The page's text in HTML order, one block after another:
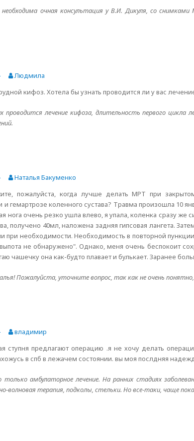
очная консультация у В.И. Дикуля, со
Людмила
кифоз. Хотела бы узнать проводится ли у вас
проводится лечение кифоза, длительность первого цикла
Наталья Бакуменко
пожалуйста, когда лучше делать МРТ при
гемартрозе коленного сустава? Травма произошла 10
нога очень резко ушла влево, я упала, коленка сразу же
получено 40мл, наложена задняя гипсовая лангета.
при необходимости. Необходимость в повторной
не обнаружено". Однако, меня очень беспокоит
чашечку она как-будто плавает и булькает. Заранее
Пожалуйста, уточните вопрос, так как не очень
владимир
ступня предлагают операцию .я не хочу делать
в спб в лежачем состоянии. вы моя послдняя
амбулаторное лечение. На ранних стадиях
волновая терапия, подколы, стельки. Но все-таки, чаще